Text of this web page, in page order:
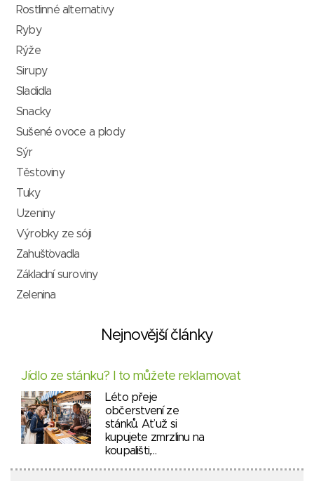
Rostlinné alternativy
Ryby
Rýže
Sirupy
Sladidla
Snacky
Sušené ovoce a plody
Sýr
Těstoviny
Tuky
Uzeniny
Výrobky ze sóji
Zahušťovadla
Základní suroviny
Zelenina
Nejnovější články
Jídlo ze stánku? I to můžete reklamovat
Léto přeje
občerstvení ze
stánků. Ať už si
kupujete zmrzlinu na
koupališti,…